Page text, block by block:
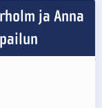
ja Anna